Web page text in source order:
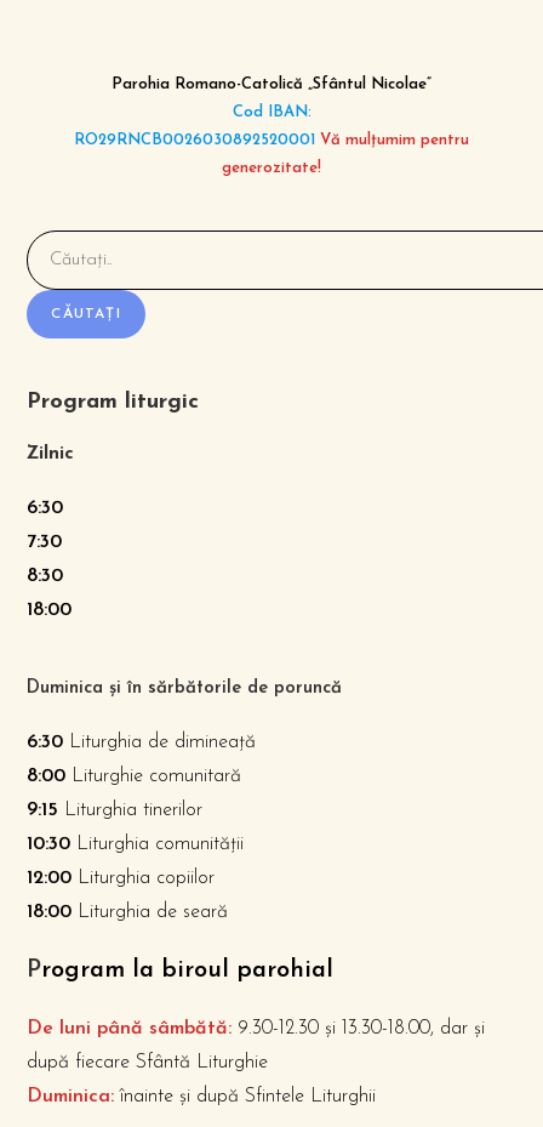
Parohia Romano-Catolică „Sfântul Nicolae”
Cod IBAN:
RO29RNCB0026030892520001 Vă mulțumim pentru
generozitate!
CĂUTAȚI
Program liturgic
Zilnic
6:30
7:30
8:30
18:00
Duminica și în sărbătorile de poruncă
6:30 Liturghia de dimineață
8:00 Liturghie comunitară
9:15 Liturghia tinerilor
10:30 Liturghia comunității
12:00 Liturghia copiilor
18:00 Liturghia de seară
Program la biroul parohial
De luni până sâmbătă: 9.30-12.30 și 13.30-18.00, dar și
după fiecare Sfântă Liturghie
Duminica: înainte și după Sfintele Liturghii